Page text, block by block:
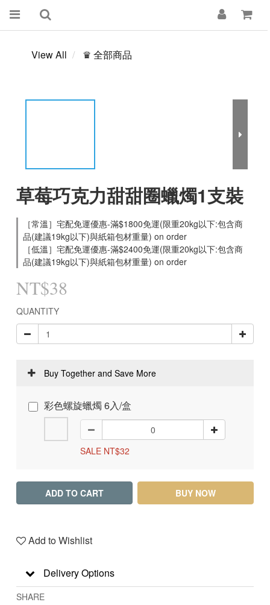
View All ♛ 全部商品
草莓巧克力甜甜圈蠟燭1支裝
［常溫］宅配免運優惠-滿$1800免運(限重20kg以下:包含商
品(建議19kg以下)與紙箱包材重量) on order
［低溫］宅配免運優惠-滿$2400免運(限重20kg以下:包含商
品(建議19kg以下)與紙箱包材重量) on order
NT$38
QUANTITY
Buy Together and Save More
彩色螺旋蠟燭 6入/盒
SALE NT$32
ADD TO CART BUY NOW
Add to Wishlist
Delivery Options
SHARE